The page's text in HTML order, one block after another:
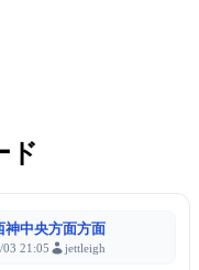
ド
神中央方面方面
03 21:05 jettleigh